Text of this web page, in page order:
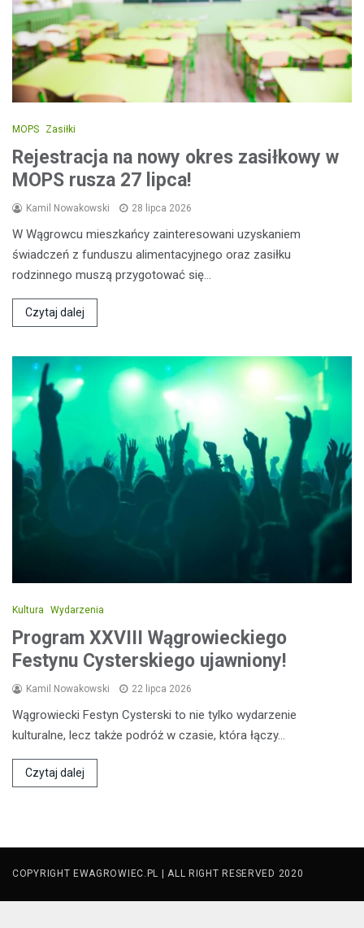
MOPS Zasiłki
Rejestracja na nowy okres zasiłkowy w
MOPS rusza 27 lipca!
Kamil Nowakowski 28 lipca 2026
W Wągrowcu mieszkańcy zainteresowani uzyskaniem
świadczeń z funduszu alimentacyjnego oraz zasiłku
rodzinnego muszą przygotować się…
Czytaj dalej
Kultura Wydarzenia
Program XXVIII Wągrowieckiego
Festynu Cysterskiego ujawniony!
Kamil Nowakowski 22 lipca 2026
Wągrowiecki Festyn Cysterski to nie tylko wydarzenie
kulturalne, lecz także podróż w czasie, która łączy…
Czytaj dalej
COPYRIGHT EWAGROWIEC.PL | ALL RIGHT RESERVED 2020